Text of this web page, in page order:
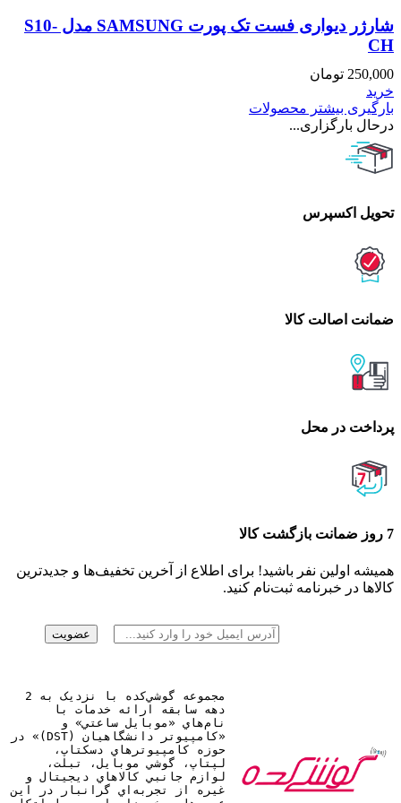
شارژر دیواری فست تک پورت SAMSUNG مدل S10-
CH
250,000 تومان
خرید
بارگیری بیشتر محصولات
درحال بارگزاری...
تحویل اکسپرس
ضمانت اصالت کالا
پرداخت در محل
7 روز ضمانت بازگشت کالا
همیشه اولین نفر باشید! برای اطلاع از آخرین تخفیف‌ها و جدیدترین
کالاها در خبرنامه ثبت‌نام کنید.
مجموعه گوشي‌کده با نزديک به 2
دهه سابقه ارائه خدمات با
نام‌هاي «موبايل ساعتي» و
«کامپيوتر دانشگاهيان (DST)» در
حوزه کامپيوترهاي دسکتاپ،
لپتاپ، گوشي موبايل، تبلت،
لوازم جانبي کالاهاي ديجيتال و
غيره از تجربه‌اي گرانبار در اين